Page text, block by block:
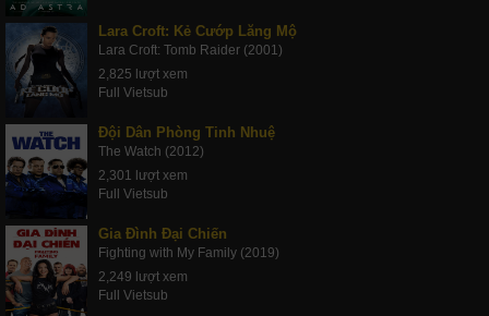
Lara Croft: Kẻ Cướp Lăng Mộ
Lara Croft: Tomb Raider (2001)
2,825 lượt xem
Full Vietsub
Đội Dân Phòng Tinh Nhuệ
The Watch (2012)
2,301 lượt xem
Full Vietsub
Gia Đình Đại Chiến
Fighting with My Family (2019)
2,249 lượt xem
Full Vietsub